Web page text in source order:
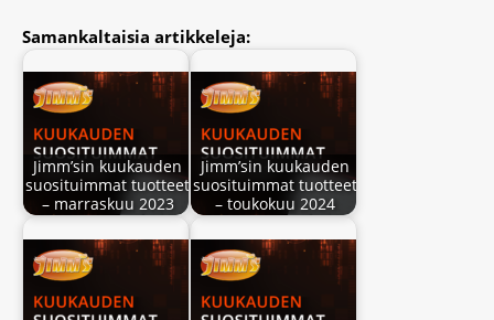
Samankaltaisia artikkeleja:
Jimm’sin kuukauden
suosituimmat tuotteet
– marraskuu 2023
Jimm’sin kuukauden
suosituimmat tuotteet
– toukokuu 2024